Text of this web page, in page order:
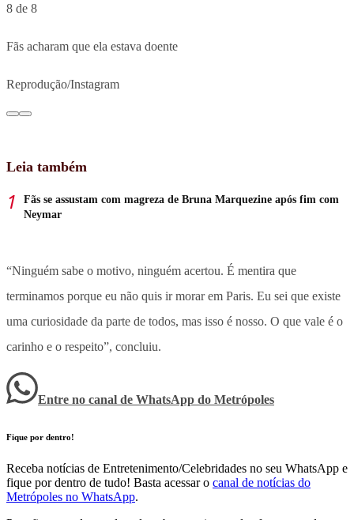
8 de 8
Fãs acharam que ela estava doente
Reprodução/Instagram
Leia também
Fãs se assustam com magreza de Bruna Marquezine após fim com
Neymar
“Ninguém sabe o motivo, ninguém acertou. É mentira que
terminamos porque eu não quis ir morar em Paris. Eu sei que existe
uma curiosidade da parte de todos, mas isso é nosso. O que vale é o
carinho e o respeito”, concluiu.
Entre no canal de WhatsApp do Metrópoles
Fique por dentro!
Receba notícias de Entretenimento/Celebridades no seu WhatsApp e
fique por dentro de tudo! Basta acessar o canal de notícias do
Metrópoles no WhatsApp.